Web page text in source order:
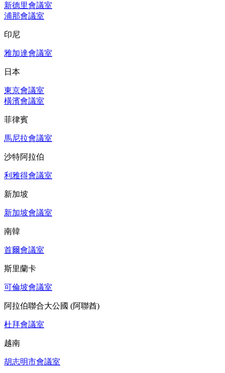
新德里會議室
浦那會議室
印尼
雅加達會議室
日本
東京會議室
橫濱會議室
菲律賓
馬尼拉會議室
沙特阿拉伯
利雅得會議室
新加坡
新加坡會議室
南韓
首爾會議室
斯里蘭卡
可倫坡會議室
阿拉伯聯合大公國 (阿聯酋)
杜拜會議室
越南
胡志明市會議室